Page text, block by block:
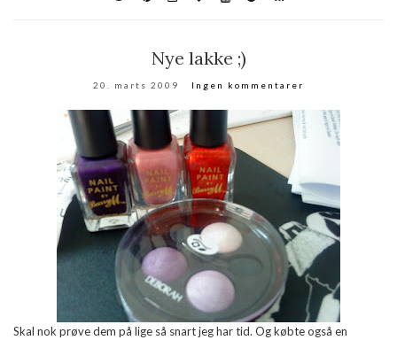
Nye lakke ;)
20. marts 2009 Ingen kommentarer
Skal nok prøve dem på lige så snart jeg har tid. Og købte også en